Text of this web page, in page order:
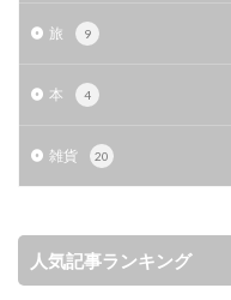
旅 9
本 4
雑貨 20
人気記事ランキング